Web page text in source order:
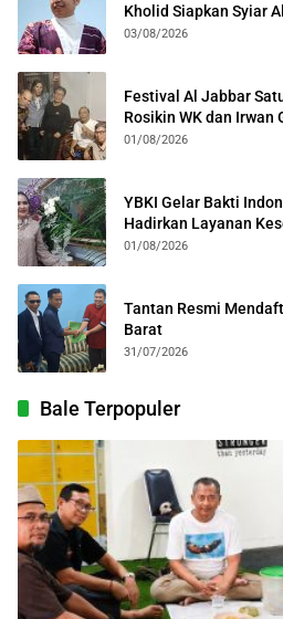
Kholid Siapkan Syiar
03/08/2026
Festival Al Jabbar
Rosikin WK dan Irwan
Kolosal
01/08/2026
YBKI Gelar Bakti
Hadirkan Layanan
Kebangsaan
01/08/2026
Tantan Resmi
Barat
31/07/2026
Bale Terpopuler